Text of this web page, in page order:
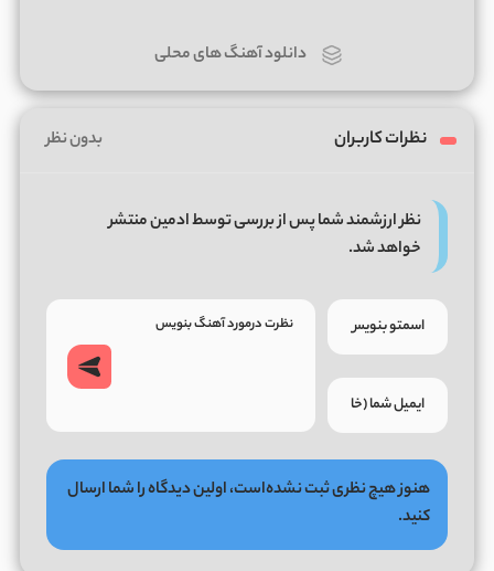
دانلود آهنگ های محلی
نظرات کاربران بدون نظر
نظر ارزشمند شما پس از بررسی توسط ادمین منتشر
خواهد شد.
هنوز هیچ نظری ثبت نشده‌است، اولین دیدگاه را شما ارسال
کنید.